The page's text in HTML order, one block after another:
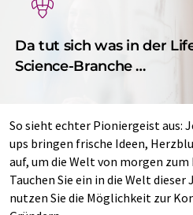
Da tut sich was in der
Science-Branche …
So sieht echter Pioniergeist aus:
ups bringen frische Ideen,
auf, um die Welt von morgen
Tauchen Sie ein in die Welt
nutzen Sie die Möglichkeit zur